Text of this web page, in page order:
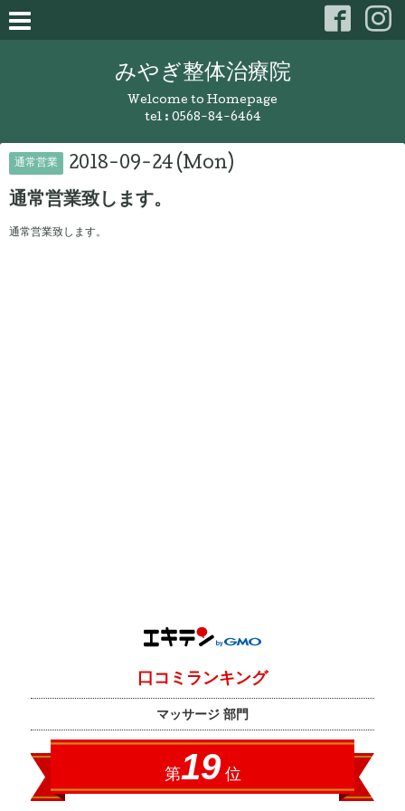
みやぎ整体治療院
Welcome to Homepage
tel : 0568-84-6464
通常営業 2018-09-24 (Mon)
通常営業致します。
通常営業致します。